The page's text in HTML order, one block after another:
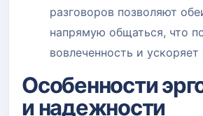
разговоров позволяют
напрямую общаться, что
вовлеченность и ускоряет
Особенности
и надежности